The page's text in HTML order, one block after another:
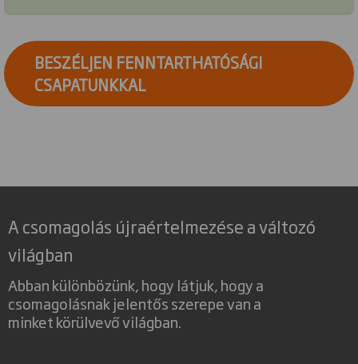
BESZÉLJEN FENNTARTHATÓSÁGI
CSAPATUNKKAL
A csomagolás újraértelmezése a változó
világban
Abban különbözünk, hogy látjuk, hogy a
csomagolásnak jelentős szerepe van a
minket körülvevő világban.